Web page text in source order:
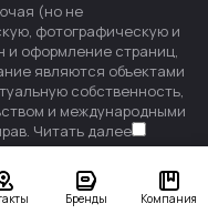
Бренды Компания
(но не
фотографическую и
и оформление страниц,
являются объектами
собственность,
и международными
Читать далее